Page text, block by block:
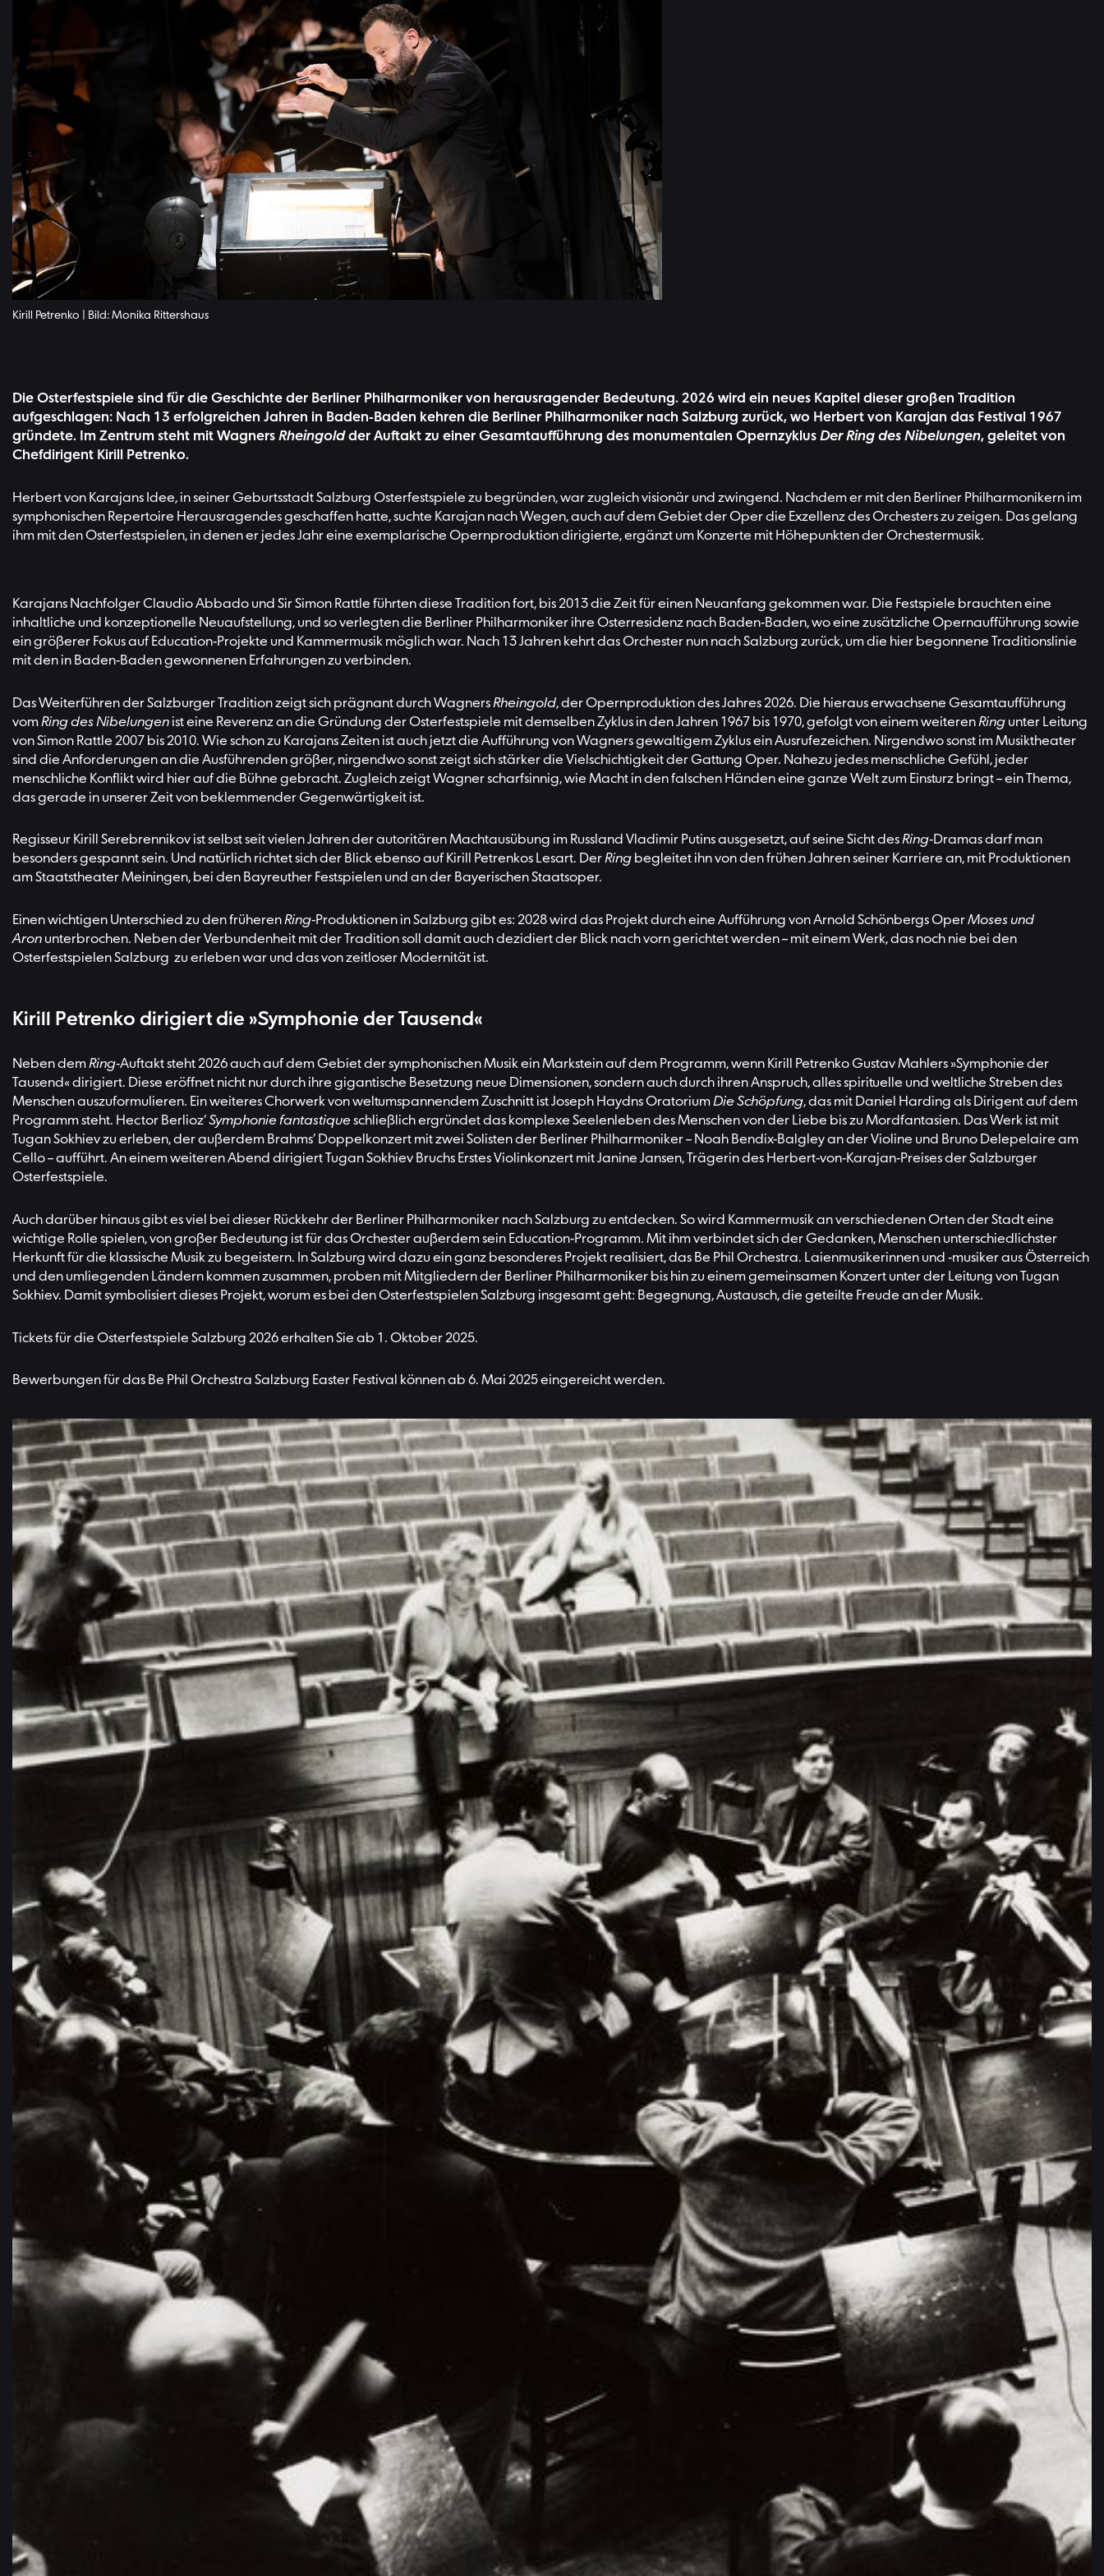
Kirill Petrenko | Bild: Monika Rittershaus
Die Osterfestspiele sind für die Geschichte der Berliner Philharmoniker von herausragender Bedeutung. 2026 wird ein neues Kapitel dieser großen Tradition
aufgeschlagen: Nach 13 erfolgreichen Jahren in Baden-Baden kehren die Berliner Philharmoniker nach Salzburg zurück, wo Herbert von Karajan das Festival 1967
gründete. Im Zentrum steht mit Wagners Rheingoldder Auftakt zu einer Gesamtaufführung des monumentalen Opernzyklus Der Ring des Nibelungen, geleitet von
Chefdirigent Kirill Petrenko.
Herbert von Karajans Idee, in seiner Geburtsstadt Salzburg Osterfestspiele zu begründen, war zugleich visionär und zwingend. Nachdem er mit den Berliner Philharmonikern im
symphonischen Repertoire Herausragendes geschaffen hatte, suchte Karajan nach Wegen, auch auf dem Gebiet der Oper die Exzellenz des Orchesters zu zeigen. Das gelang
ihm mit den Osterfestspielen, in denen er jedes Jahr eine exemplarische Opernproduktion dirigierte, ergänzt um Konzerte mit Höhepunkten der Orchestermusik.
Karajans Nachfolger Claudio Abbado und Sir Simon Rattle führten diese Tradition fort, bis 2013 die Zeit für einen Neuanfang gekommen war. Die Festspiele brauchten eine
inhaltliche und konzeptionelle Neuaufstellung, und so verlegten die Berliner Philharmoniker ihre Osterresidenz nach Baden-Baden, wo eine zusätzliche Opernaufführung sowie
ein größerer Fokus auf Education-Projekte und Kammermusik möglich war. Nach 13 Jahren kehrt das Orchester nun nach Salzburg zurück, um die hier begonnene Traditionslinie
mit den in Baden-Baden gewonnenen Erfahrungen zu verbinden.
Das Weiterführen der Salzburger Tradition zeigt sich prägnant durch WagnersRheingold, der Opernproduktion des Jahres 2026. Die hieraus erwachsene Gesamtaufführung
vomRing des Nibelungen ist eine Reverenz an die Gründung der Osterfestspiele mit demselben Zyklus in den Jahren 1967 bis 1970, gefolgt von einem weiterenRing unter Leitung
von Simon Rattle 2007 bis 2010. Wie schon zu Karajans Zeiten ist auch jetzt die Aufführung von Wagners gewaltigem Zyklus ein Ausrufezeichen. Nirgendwo sonst im Musiktheater
sind die Anforderungen an die Ausführenden größer, nirgendwo sonst zeigt sich stärker die Vielschichtigkeit der Gattung Oper. Nahezu jedes menschliche Gefühl, jeder
menschliche Konflikt wird hier auf die Bühne gebracht. Zugleich zeigt Wagner scharfsinnig, wie Macht in den falschen Händen eine ganze Welt zum Einsturz bringt – ein Thema,
das gerade in unserer Zeit von beklemmender Gegenwärtigkeit ist.
Regisseur Kirill Serebrennikov ist selbst seit vielen Jahren der autoritären Machtausübung im Russland Vladimir Putins ausgesetzt, auf seine Sicht desRing-Dramas darf man
besonders gespannt sein. Und natürlich richtet sich der Blick ebenso auf Kirill Petrenkos Lesart. DerRing begleitet ihn von den frühen Jahren seiner Karriere an, mit Produktionen
am Staatstheater Meiningen, bei den Bayreuther Festspielen und an der Bayerischen Staatsoper.
Einen wichtigen Unterschied zu den früherenRing-Produktionen in Salzburg gibt es: 2028 wird das Projekt durch eine Aufführung von Arnold Schönbergs OperMoses und
Aron unterbrochen. Neben der Verbundenheit mit der Tradition soll damit auch dezidiert der Blick nach vorn gerichtet werden – mit einem Werk, das noch nie bei den
Osterfestspielen Salzburg zu erleben war und das von zeitloser Modernität ist.
Kirill Petrenko dirigiert die »Symphonie der Tausend«
Neben demRing-Auftakt steht 2026 auch auf dem Gebiet der symphonischen Musik ein Markstein auf dem Programm, wenn Kirill Petrenko Gustav Mahlers »Symphonie der
Tausend« dirigiert. Diese eröffnet nicht nur durch ihre gigantische Besetzung neue Dimensionen, sondern auch durch ihren Anspruch, alles spirituelle und weltliche Streben des
Menschen auszuformulieren. Ein weiteres Chorwerk von weltumspannendem Zuschnitt ist Joseph Haydns OratoriumDieSchöpfung, das mit Daniel Harding als Dirigent auf dem
Programm steht. Hector Berlioz’Symphonie fantastiqueschließlich ergründet das komplexe Seelenleben des Menschen von der Liebe bis zu Mordfantasien. Das Werk ist mit
Tugan Sokhiev zu erleben, der außerdem Brahms’ Doppelkonzert mit zwei Solisten der Berliner Philharmoniker – Noah Bendix-Balgley an der Violine und Bruno Delepelaire am
Cello – aufführt. An einem weiteren Abend dirigiert Tugan Sokhiev Bruchs Erstes Violinkonzert mit Janine Jansen, Trägerin des Herbert-von-Karajan-Preises der Salzburger
Osterfestspiele.
Auch darüber hinaus gibt es viel bei dieser Rückkehr der Berliner Philharmoniker nach Salzburg zu entdecken. So wird Kammermusik an verschiedenen Orten der Stadt eine
wichtige Rolle spielen, von großer Bedeutung ist für das Orchester außerdem sein Education-Programm. Mit ihm verbindet sich der Gedanken, Menschen unterschiedlichster
Herkunft für die klassische Musik zu begeistern. In Salzburg wird dazu ein ganz besonderes Projekt realisiert, das Be Phil Orchestra. Laienmusikerinnen und -musiker aus Österreich
und den umliegenden Ländern kommen zusammen, proben mit Mitgliedern der Berliner Philharmoniker bis hin zu einem gemeinsamen Konzert unter der Leitung von Tugan
Sokhiev. Damit symbolisiert dieses Projekt, worum es bei den Osterfestspielen Salzburg insgesamt geht: Begegnung, Austausch, die geteilte Freude an der Musik.
Tickets für die Osterfestspiele Salzburg 2026 erhalten Sie ab 1. Oktober 2025.
Bewerbungen für das Be Phil Orchestra Salzburg Easter Festival können ab 6. Mai 2025 eingereicht werden.